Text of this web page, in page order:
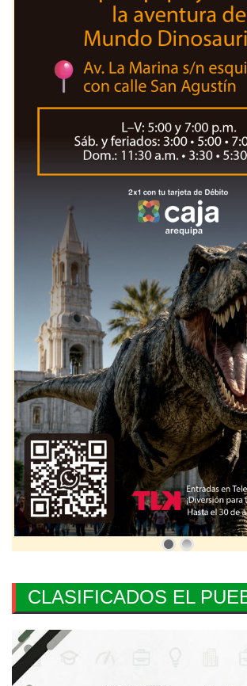
CLASIFICADOS EL